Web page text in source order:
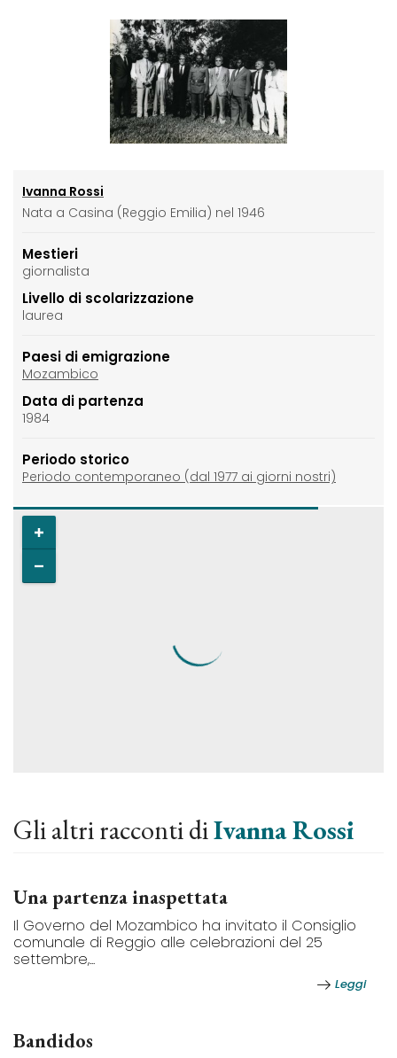
Ivanna Rossi
Nata a Casina (Reggio Emilia) nel 1946
Mestieri
giornalista
Livello di scolarizzazione
laurea
Paesi di emigrazione
Mozambico
Data di partenza
1984
Periodo storico
Periodo contemporaneo (dal 1977 ai giorni nostri)
Gli altri racconti diIvanna Rossi
Una partenza inaspettata
Il Governo del Mozambico ha invitato il Consiglio
comunale di Reggio alle celebrazioni del 25
settembre,...
Leggi
Bandidos